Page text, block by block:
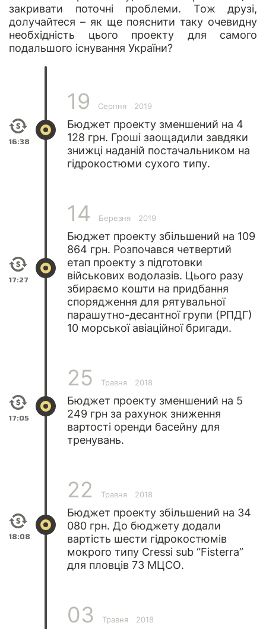
закривати поточні проблеми. Тож друзі,
долучайтеся – як ще пояснити таку очевидну
необхідність цього проекту для самого
подальшого існування України?
16:38
19 Серпня 2019
Бюджет проекту зменшений на 4
128 грн. Гроші заощадили завдяки
знижці наданій постачальником на
гідрокостюми сухого типу.
17:27
14 Березня 2019
Бюджет проекту збільшений на 109
864 грн. Розпочався четвертий
етап проекту з підготовки
військових водолазів. Цього разу
збираємо кошти на придбання
спорядження для рятувальної
парашутно-десантної групи (РПДГ)
10 морської авіаційної бригади.
17:05
25 Травня 2018
Бюджет проекту зменшений на 5
249 грн за рахунок зниження
вартості оренди басейну для
тренувань.
18:08
22 Травня 2018
Бюджет проекту збільшений на 34
080 грн. До бюджету додали
вартість шести гідрокостюмів
мокрого типу Cressi sub “Fisterra”
для пловців 73 МЦСО.
03 Травня 2018